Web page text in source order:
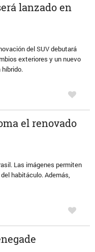
lanzado en
del SUV debutará
exteriores y un nuevo
el renovado
Las imágenes permiten
habitáculo. Además,